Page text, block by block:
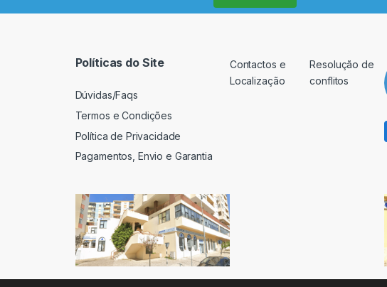
Políticas do Site
Dúvidas/Faqs
Termos e Condições
Política de Privacidade
Pagamentos, Envio e Garantia
Contactos e
Localização
Resolução de
conflitos